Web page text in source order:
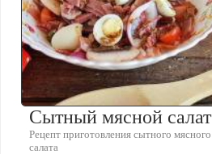
Сытный мясной салат
Рецепт приготовления сытного мясного
салата